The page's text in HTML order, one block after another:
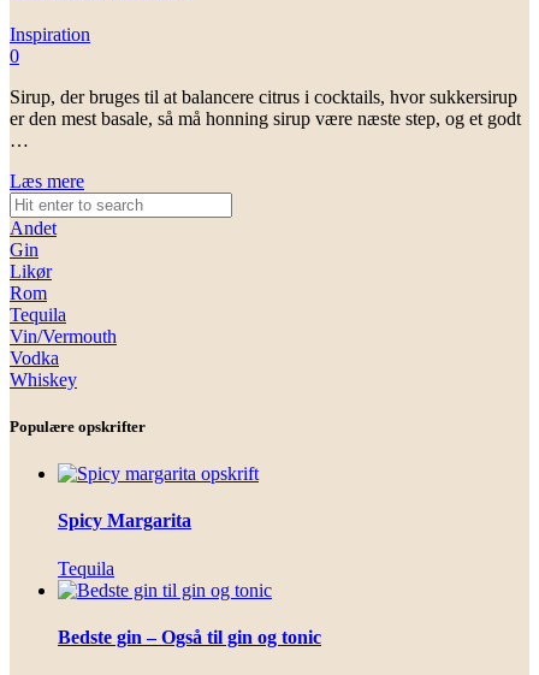
Inspiration
0
Sirup, der bruges til at balancere citrus i cocktails, hvor sukkersirup
er den mest basale, så må honning sirup være næste step, og et godt
…
Læs mere
Andet
Gin
Likør
Rom
Tequila
Vin/Vermouth
Vodka
Whiskey
Populære opskrifter
Spicy Margarita
Tequila
Bedste gin – Også til gin og tonic